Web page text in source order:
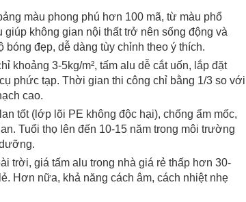
màu phong phú hơn 100 mã, từ màu phổ
không gian nội thất trở nên sống động và
đẹp, dễ dàng tùy chỉnh theo ý thích.
khoảng 3-5kg/m², tấm alu dễ cắt uốn, lắp đặt
phức tạp. Thời gian thi công chỉ bằng 1/3 so với
cao.
tốt (lớp lõi PE không độc hại), chống ẩm mốc,
Tuổi thọ lên đến 10-15 năm trong môi trường
trời, giá tấm alu trong nhà giá rẻ thấp hơn 30-
Hơn nữa, khả năng cách âm, cách nhiệt nhẹ